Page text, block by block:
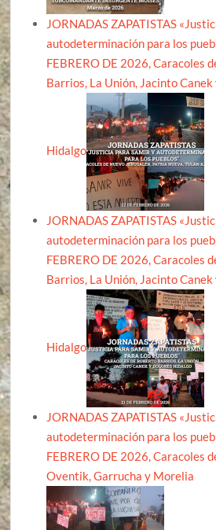
JORNADAS ZAPATISTAS
autodeterminación para los
FEBRERO DE 2026, Caracoles
Barrios, La Unión, Jacinto
Hidalgo
JORNADAS ZAPATISTAS
autodeterminación para los
FEBRERO DE 2026, Caracoles
Barrios, La Unión, Jacinto
Hidalgo
JORNADAS ZAPATISTAS
autodeterminación para los
FEBRERO DE 2026, Caracoles
Oventik, Garrucha y Morelia